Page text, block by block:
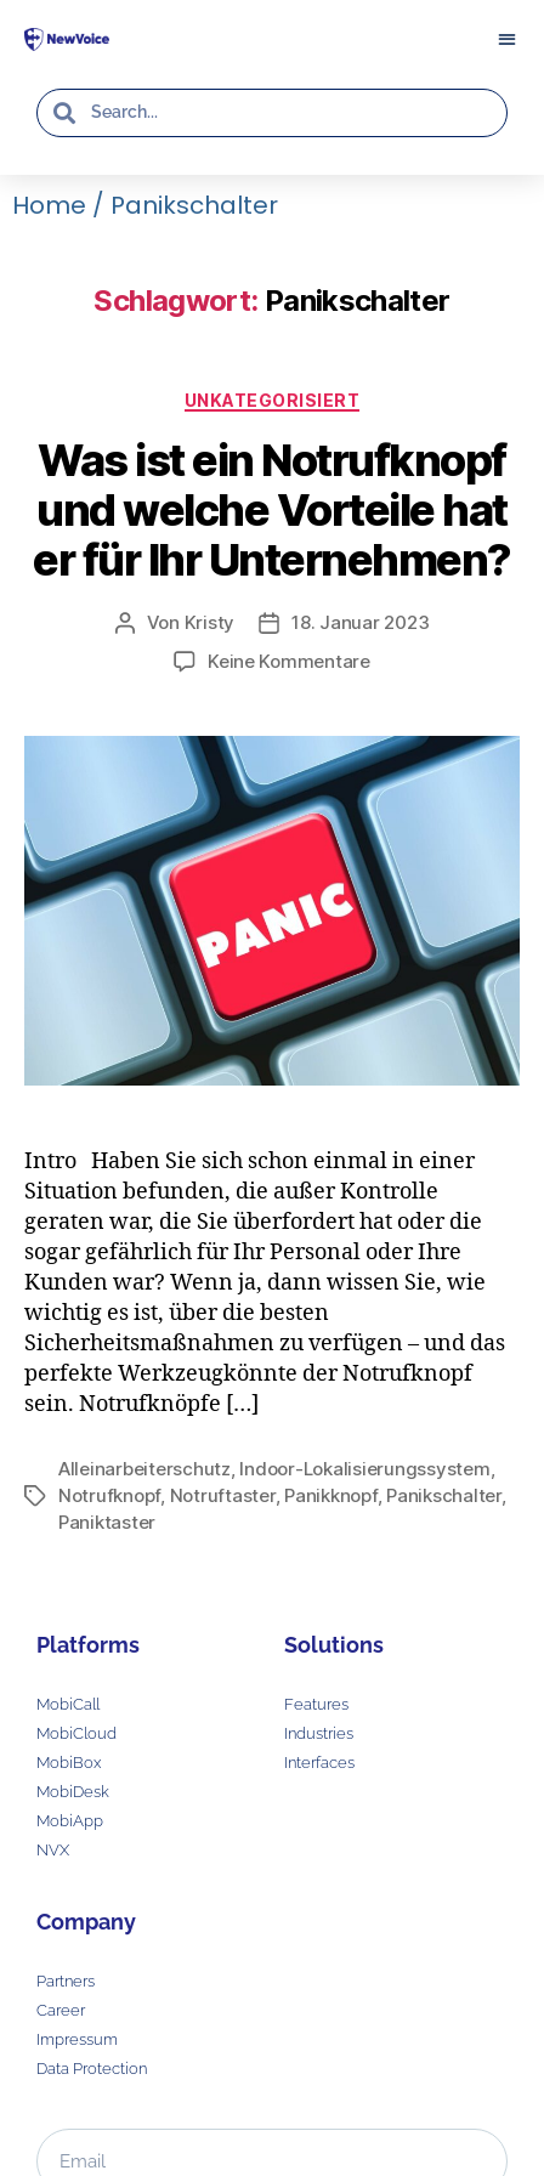
Home / Panikschalter
Schlagwort: Panikschalter
UNKATEGORISIERT
Was ist ein Notrufknopf
und welche Vorteile hat
er für Ihr Unternehmen?
Von Kristy
18. Januar 2023
Keine Kommentare
Intro Haben Sie sich schon einmal in einer
Situation befunden, die außer Kontrolle
geraten war, die Sie überfordert hat oder die
sogar gefährlich für Ihr Personal oder Ihre
Kunden war? Wenn ja, dann wissen Sie, wie
wichtig es ist, über die besten
Sicherheitsmaßnahmen zu verfügen – und das
perfekte Werkzeugkönnte der Notrufknopf
sein. Notrufknöpfe […]
Alleinarbeiterschutz, Indoor-Lokalisierungssystem,
Notrufknopf, Notruftaster, Panikknopf, Panikschalter,
Paniktaster
Platforms
MobiCall
MobiCloud
MobiBox
MobiDesk
MobiApp
NVX
Solutions
Features
Industries
Interfaces
Company
Partners
Career
Impressum
Data Protection